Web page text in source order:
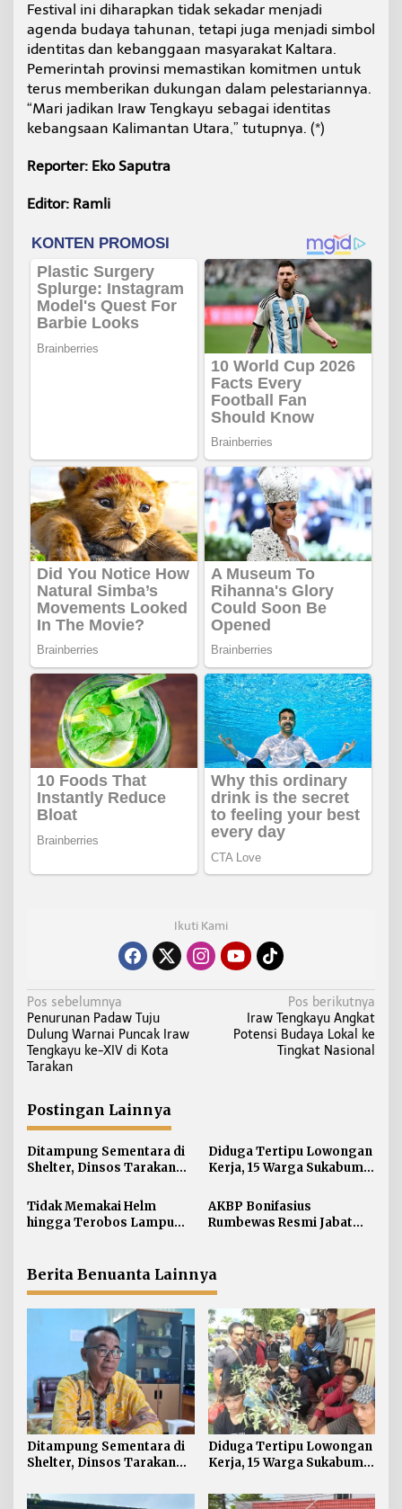
Festival ini diharapkan tidak sekadar menjadi
agenda budaya tahunan, tetapi juga menjadi simbol
identitas dan kebanggaan masyarakat Kaltara.
Pemerintah provinsi memastikan komitmen untuk
terus memberikan dukungan dalam pelestariannya.
“Mari jadikan Iraw Tengkayu sebagai identitas
kebangsaan Kalimantan Utara,” tutupnya. (*)
Reporter: Eko Saputra
Editor: Ramli
Ikuti Kami
N
a
v
i
a
s
i
p
o
s
Pos sebelumnya
Penurunan Padaw Tuju
Dulung Warnai Puncak Iraw
Tengkayu ke-XIV di Kota
Tarakan
Pos berikutnya
Iraw Tengkayu Angkat
Potensi Budaya Lokal ke
Tingkat Nasional
Postingan Lainnya
Ditampung Sementara di
Shelter, Dinsos Tarakan
Pekerja Asal Jawa Barat
Diduga Tertipu Lowongan
Kerja, 15 Warga Sukabumi
Tidak Memakai Helm
hingga Terobos Lampu
Tarakan
AKBP Bonifasius
Rumbewas Resmi Jabat
Personel Diproses Tanpa
Toleransi
Berita Benuanta Lainnya
Ditampung Sementara di
Shelter, Dinsos Tarakan
Pekerja Asal Jawa Barat
Diduga Tertipu Lowongan
Kerja, 15 Warga Sukabumi